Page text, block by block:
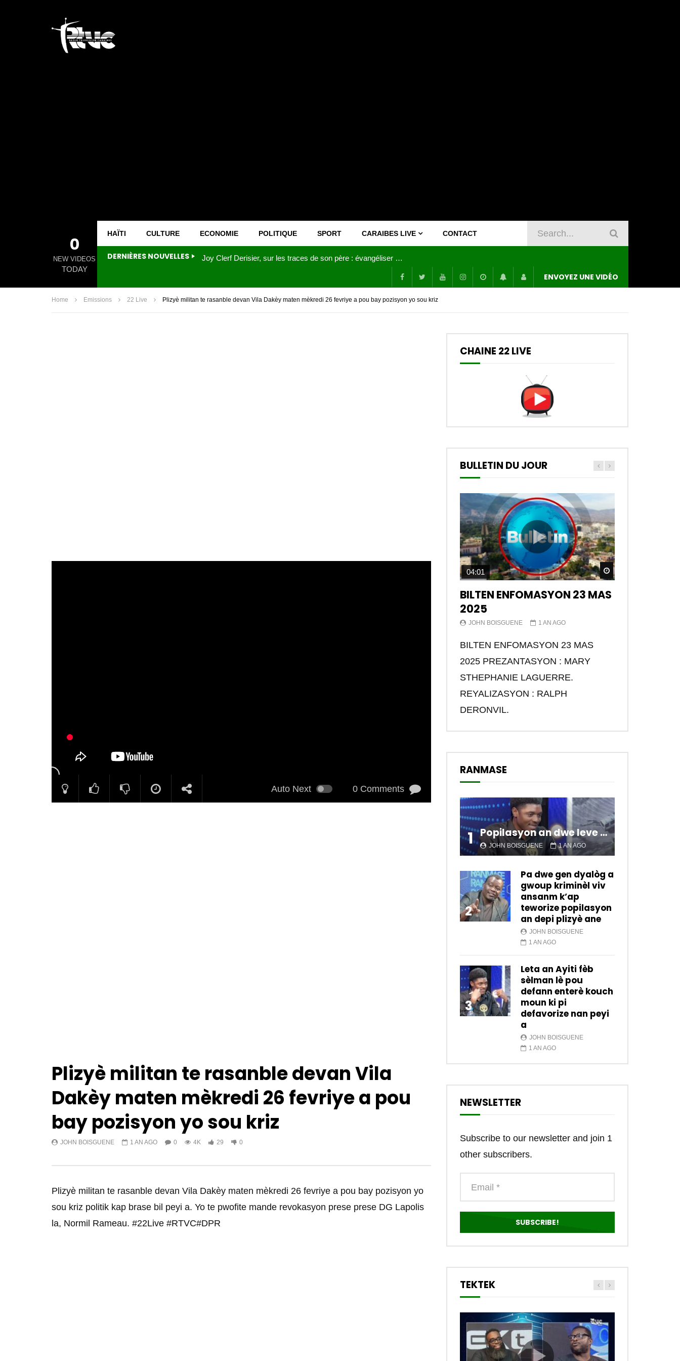
0
NEW VIDEOS
TODAY
HAÏTI CULTURE ECONOMIE POLITIQUE SPORT CARAIBES LIVE CONTACT
DERNIÈRES NOUVELLES Joy Clerf Derisier, sur les traces de son père : évangéliser par la musique
ENVOYEZ UNE VIDÉO
Home Emissions 22 Live Plizyè militan te rasanble devan Vila Dakèy maten mèkredi 26 fevriye a pou bay pozisyon yo sou kriz
Auto Next 0 Comments
Plizyè militan te rasanble devan Vila
Dakèy maten mèkredi 26 fevriye a pou
bay pozisyon yo sou kriz
JOHN BOISGUENE 1 AN AGO 0 4K 29 0
Plizyè militan te rasanble devan Vila Dakèy maten mèkredi 26 fevriye a pou bay pozisyon yo
sou kriz politik kap brase bil peyi a. Yo te pwofite mande revokasyon prese prese DG Lapolis
la, Normil Rameau. #22Live #RTVC#DPR
CHAINE 22 LIVE
BULLETIN DU JOUR
Watch Later
04:01
BILTEN ENFOMASYON 23 MAS
2025
JOHN BOISGUENE 1 AN AGO
BILTEN ENFOMASYON 23 MAS
2025 PREZANTASYON : MARY
STHEPHANIE LAGUERRE.
REYALIZASYON : RALPH
DERONVIL.
RANMASE
1 Popilasyon an dwe leve kanpe pou chanje sitiyasyon kawotik l’ap viv nan peyi a.
JOHN BOISGUENE 1 AN AGO
2
Pa dwe gen dyalòg a
gwoup kriminèl viv
ansanm k’ap
teworize popilasyon
an depi plizyè ane
JOHN BOISGUENE
1 AN AGO
3
Leta an Ayiti fèb
sèlman lè pou
defann enterè kouch
moun ki pi
defavorize nan peyi
a
JOHN BOISGUENE
1 AN AGO
NEWSLETTER
Subscribe to our newsletter and join 1
other subscribers.
TEKTEK